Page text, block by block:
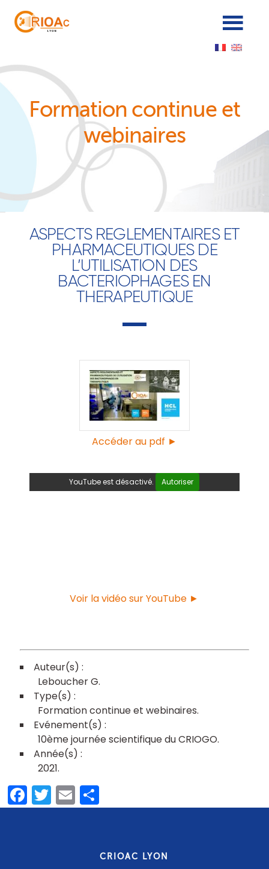
Formation continue et
webinaires
ASPECTS REGLEMENTAIRES ET
PHARMACEUTIQUES DE
L’UTILISATION DES
BACTERIOPHAGES EN
THERAPEUTIQUE
Accéder au pdf ►
YouTube est désactivé. Autoriser
Voir la vidéo sur YouTube ►
Leboucher G
Formation continue et webinaires
10ème journée scientifique du CRIOGO
2021
Facebook
Twitter
EmailPartager
CRIOAC LYON
Panneau de gestion des cookies